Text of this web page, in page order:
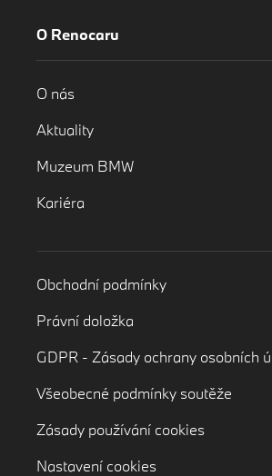
O Renocaru
O nás
Aktuality
Muzeum BMW
Kariéra
Obchodní podmínky
Právní doložka
GDPR - Zásady ochrany osobních
Všeobecné podmínky soutěže
Zásady používání cookies
Nastavení cookies